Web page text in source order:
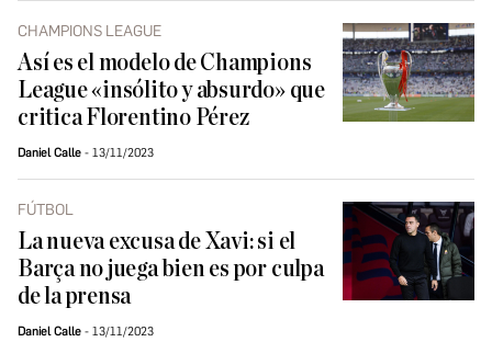
CHAMPIONS LEAGUE
Así es el modelo de Champions
League «insólito y absurdo» que
critica Florentino Pérez
Daniel Calle 13/11/2023
FÚTBOL
La nueva excusa de Xavi: si el
Barça no juega bien es por culpa
de la prensa
Daniel Calle 13/11/2023